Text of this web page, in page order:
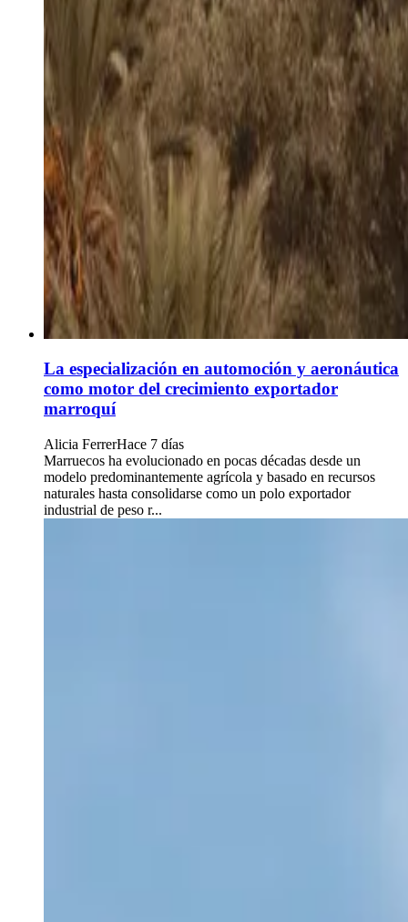
La especialización en automoción y aeronáutica
como motor del crecimiento exportador
marroquí
Alicia FerrerHace 7 días
Marruecos ha evolucionado en pocas décadas desde un
modelo predominantemente agrícola y basado en recursos
naturales hasta consolidarse como un polo exportador
industrial de peso r...